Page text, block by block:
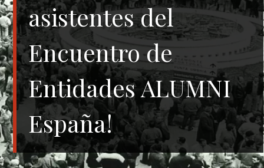
asistentes del
Encuentro de
Entidades ALUMNI
España!